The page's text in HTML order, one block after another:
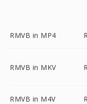
RMVB in MP4
RMVB in MKV
RMVB in M4V